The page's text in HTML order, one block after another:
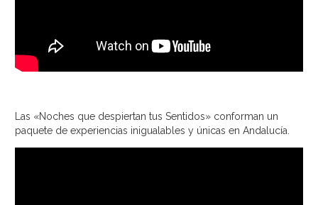
Las «Noches que despiertan tus Sentidos» conforman un
paquete de experiencias inigualables y únicas en Andalucía.